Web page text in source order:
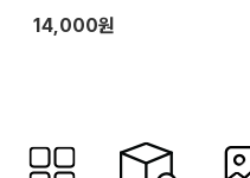
45mm)
14,000원